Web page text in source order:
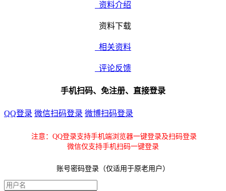
资料介绍
资料下载
相关资料
评论反馈
手机扫码、免注册、直接登录
QQ登录 微信扫码登录 微博扫码登录
注意：QQ登录支持手机端浏览器一键登录及扫码登录
微信仅支持手机扫码一键登录
账号密码登录（仅适用于原老用户）